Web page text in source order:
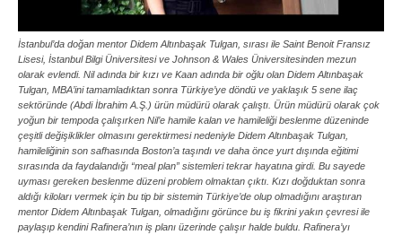
İstanbul’da doğan mentor Didem Altınbaşak Tulgan, sırası ile Saint Benoit Fransız
Lisesi, İstanbul Bilgi Üniversitesi ve Johnson & Wales Üniversitesinden mezun
olarak evlendi. Nil adında bir kızı ve Kaan adında bir oğlu olan Didem Altınbaşak
Tulgan, MBA’ini tamamladıktan sonra Türkiye’ye döndü ve yaklaşık 5 sene ilaç
sektöründe (Abdi İbrahim A.Ş.) ürün müdürü olarak çalıştı. Ürün müdürü olarak çok
yoğun bir tempoda çalışırken Nil’e hamile kalan ve hamileliği beslenme düzeninde
çeşitli değişiklikler olmasını gerektirmesi nedeniyle Didem Altınbaşak Tulgan,
hamileliğinin son safhasında Boston’a taşındı ve daha önce yurt dışında eğitimi
sırasında da faydalandığı “meal plan” sistemleri tekrar hayatına girdi. Bu sayede
uyması gereken beslenme düzeni problem olmaktan çıktı. Kızı doğduktan sonra
aldığı kiloları vermek için bu tip bir sistemin Türkiye’de olup olmadığını araştıran
mentor Didem Altınbaşak Tulgan, olmadığını görünce bu iş fikrini yakın çevresi ile
paylaşıp kendini Rafinera’nın iş planı üzerinde çalışır halde buldu. Rafinera’yı